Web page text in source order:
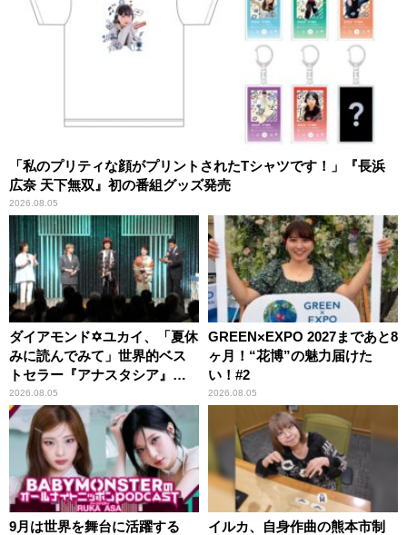
「私のプリティな顔がプリントされたTシャツです！」『長浜
広奈 天下無双』初の番組グッズ発売
2026.08.05
ダイアモンド✡ユカイ、「夏休
みに読んでみて」世界的ベス
トセラー『アナスタシア』を
紹介
2026.08.05
GREEN×EXPO 2027まであと8
ヶ月！“花博”の魅力届けた
い！#2
2026.08.05
9月は世界を舞台に活躍する
イルカ、自身作曲の熊本市制